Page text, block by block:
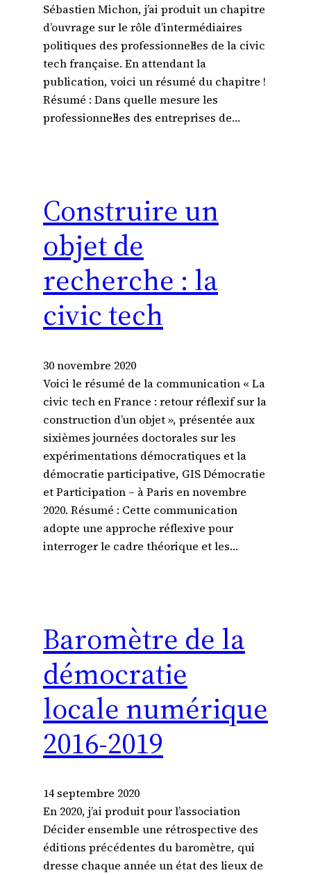
Sébastien Michon, j’ai produit un chapitre
d’ouvrage sur le rôle d’intermédiaires
politiques des professionnel·les de la civic
tech française. En attendant la
publication, voici un résumé du chapitre !
Résumé : Dans quelle mesure les
professionnel·les des entreprises de…
Construire un
objet de
recherche : la
civic tech
30 novembre 2020
Voici le résumé de la communication « La
civic tech en France : retour réflexif sur la
construction d’un objet », présentée aux
sixièmes journées doctorales sur les
expérimentations démocratiques et la
démocratie participative, GIS Démocratie
et Participation – à Paris en novembre
2020. Résumé : Cette communication
adopte une approche réflexive pour
interroger le cadre théorique et les…
Baromètre de la
démocratie
locale numérique
2016-2019
14 septembre 2020
En 2020, j’ai produit pour l’association
Décider ensemble une rétrospective des
éditions précédentes du baromètre, qui
dresse chaque année un état des lieux de